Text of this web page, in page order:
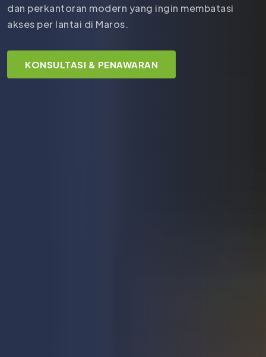
dan perkantoran modern yang ingin membatasi
akses per lantai di Maros.
KONSULTASI & PENAWARAN